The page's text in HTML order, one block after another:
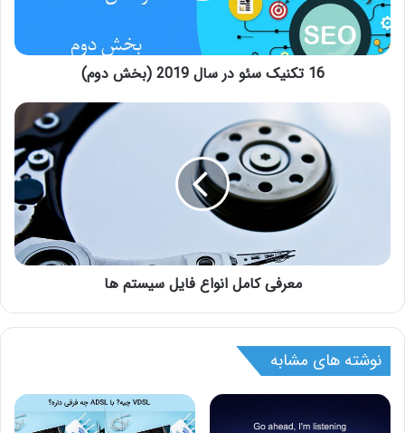
16 تکنیک سئو در سال 2019 (بخش دوم)
معرفی کامل انواع فایل سیستم ها
نوشته های مشابه